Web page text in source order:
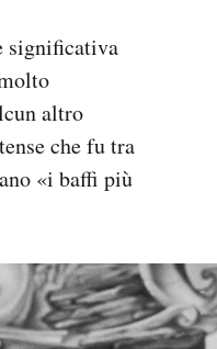
significativa
altro
che fu tra
«i baffi più